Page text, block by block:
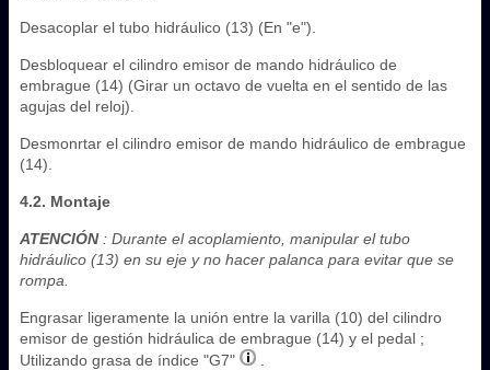
Desacoplar el tubo hidráulico (13) (En "e").
Desbloquear el cilindro emisor de mando hidráulico de
embrague (14) (Girar un octavo de vuelta en el sentido de las
agujas del reloj).
Desmonrtar el cilindro emisor de mando hidráulico de embrague
(14).
4.2. Montaje
ATENCIÓN: Durante el acoplamiento, manipular el tubo
hidráulico (13) en su eje y no hacer palanca para evitar que se
rompa.
Engrasar ligeramente la unión entre la varilla (10) del cilindro
emisor de gestión hidráulica de embrague (14) y el pedal ;
Utilizando grasa de índice "G7"